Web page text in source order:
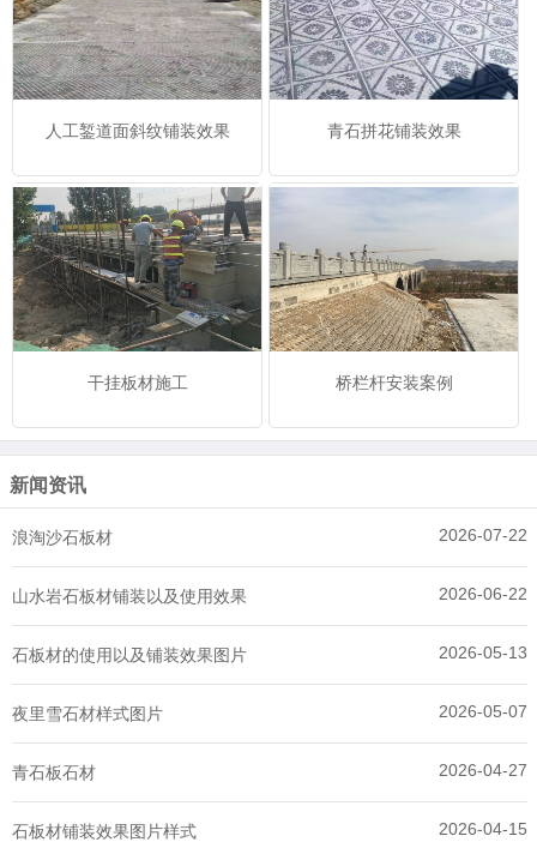
人工錾道面斜纹铺装效果 青石拼花铺装效果
干挂板材施工 桥栏杆安装案例
新闻资讯
2026-07-22
浪淘沙石板材
2026-06-22
山水岩石板材铺装以及使用效果
2026-05-13
石板材的使用以及铺装效果图片
2026-05-07
夜里雪石材样式图片
2026-04-27
青石板石材
2026-04-15
石板材铺装效果图片样式